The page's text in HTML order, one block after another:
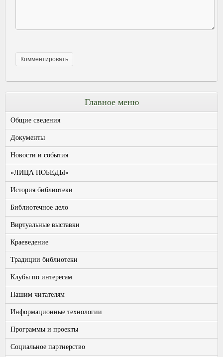
Главное меню
Общие сведения
Документы
Новости и события
«ЛИЦА ПОБЕДЫ»
История библиотеки
Библиотечное дело
Виртуальные выставки
Краеведение
Традиции библиотеки
Клубы по интересам
Нашим читателям
Информационные технологии
Программы и проекты
Социальное партнерство